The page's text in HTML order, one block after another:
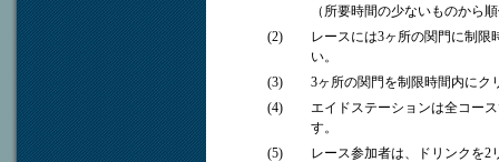
（所要時間の少ないものから
(2)
レースには3ヶ所の関門に制
い。
(3)
3ヶ所の関門を制限時間内にク
(4)
エイドステーションは全コー
す。
(5)
レース参加者は、ドリンクを